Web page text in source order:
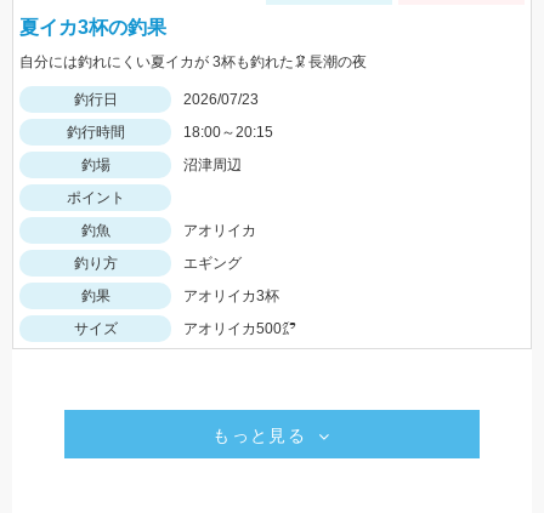
夏イカ3杯の釣果
自分には釣れにくい夏イカが 3杯も釣れた🦑長潮の夜
釣行日
2026/07/23
釣行時間
18:00～20:15
釣場
沼津周辺
ポイント
釣魚
アオリイカ
釣り方
エギング
釣果
アオリイカ3杯
サイズ
アオリイカ500㌘
もっと見る